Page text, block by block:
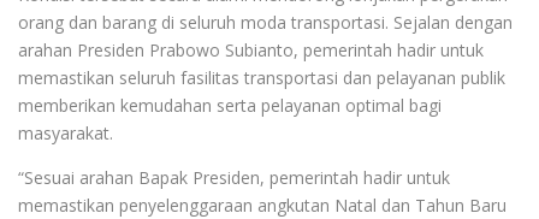
orang dan barang di seluruh moda transportasi. Sejalan dengan
arahan Presiden Prabowo Subianto, pemerintah hadir untuk
memastikan seluruh fasilitas transportasi dan pelayanan publik
memberikan kemudahan serta pelayanan optimal bagi
masyarakat.
“Sesuai arahan Bapak Presiden, pemerintah hadir untuk
memastikan penyelenggaraan angkutan Natal dan Tahun Baru